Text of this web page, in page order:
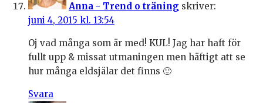
Anna - Trend o träning skriver:
juni 4, 2015 kl. 13:54
Oj vad många som är med! KUL! Jag har haft för
fullt upp & missat utmaningen men häftigt att se
hur många eldsjälar det finns 🙂
Svara